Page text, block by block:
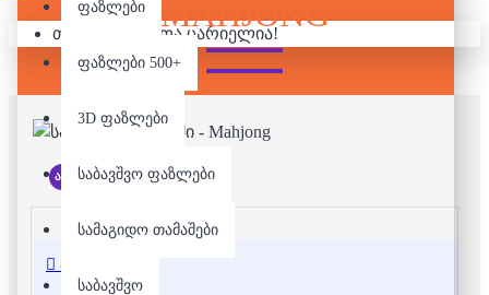
ფაზლები
ფაზლები 500+
3D ფაზლები
საბავშვო ფაზლები
სამაგიდო თამაშები
საბავშვო
თქვენი კალათა ცარიელია!
MAHJONG
არ არის მარაგში
აღწერა